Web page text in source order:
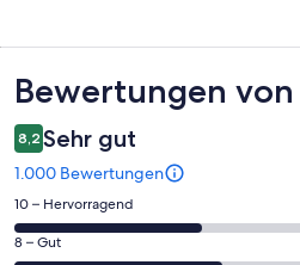
Bewertungen
Bewertungen
8,2 Sehr gut
1.000 Bewertungen
369
von
insgesamt
10 – Hervorragend
412
8 – Gut